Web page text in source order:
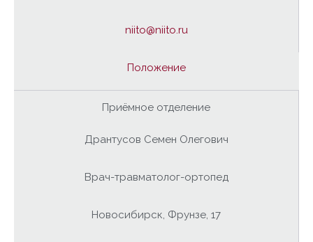
niito@niito.ru
Положение
Приёмное отделение
Дрантусов Семен Олегович
Врач-травматолог-ортопед
Новосибирск, Фрунзе, 17